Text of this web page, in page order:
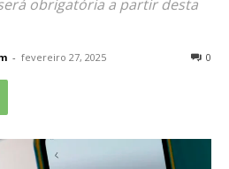
obrigatória a partir desta
- fevereiro 27, 2025 0